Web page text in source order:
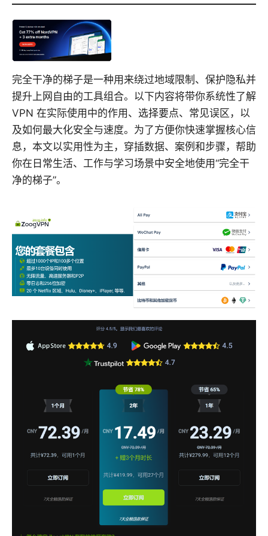
完全干净的梯子是一种用来绕过地域限制、保护隐私并
提升上网自由的工具组合。以下内容将带你系统性了解
VPN 在实际使用中的作用、选择要点、常见误区，以
及如何最大化安全与速度。为了方便你快速掌握核心信
息，本文以实用性为主，穿插数据、案例和步骤，帮助
你在日常生活、工作与学习场景中安全地使用“完全干
净的梯子”。